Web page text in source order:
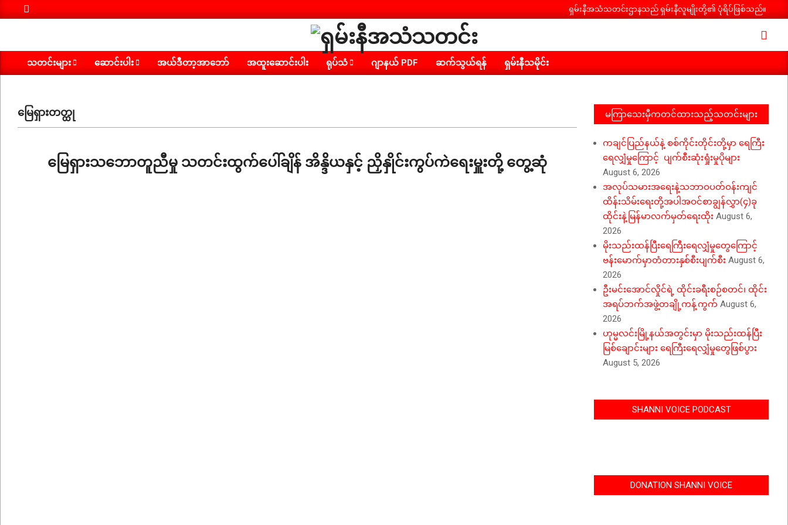
to
Search
ရှမ်းနီအသံသတင်းဌာနသည် ရှမ်းနီလူမျိုးတို့၏ ပုံရိပ်ဖြစ်သည်။
ရှမ်း
နီ
Search
Primary
သတင်းများ ဆောင်းပါး အယ်ဒီတာ့အာဘော် အထူးဆောင်းပါး ရုပ်သံ ဂျာနယ် PDF ဆက်သွယ်ရန် ရှမ်းနီသမိုင်း
မြေရှားတတ္ထု
မြေရှားသဘောတူညီမှု သတင်းထွက်ပေါ်ချိန် အိန္ဒိယနှင့် ညှိနှိုင်းကွပ်ကဲရေးမှူးတို့ တွေ့ဆုံ
မကြာသေးမှီကတင်ထားသည့်သတင်းများ
ကချင်ပြည်နယ်နဲ့ စစ်ကိုင်းတိုင်းတို့မှာ ရေကြီး
ရေလျှံမှုကြောင့် ပျက်စီးဆုံးရှုံးမှုပိုများ
August 6, 2026
အလုပ်သမားအရေးနဲ့သဘာဝပတ်ဝန်းကျင်
ထိန်းသိမ်းရေးတို့အပါအဝင်စာချွန်လွှာ(၄)ခု
ထိုင်းနဲ့မြန်မာလက်မှတ်ရေးထိုး August 6,
2026
မိုးသည်းထန်ပြီးရေကြီးရေလျှံမှုတွေကြောင့်
ဗန်းမောက်မှာတံတားနှစ်စီးပျက်စီး August 6,
2026
ဦးမင်းအောင်လှိုင်ရဲ့ ထိုင်းခရီးစဉ်စတင်၊ ထိုင်း
အရပ်ဘက်အဖွဲ့တချို့ကန့်ကွက် August 6,
2026
ဟုမ္မလင်းမြို့နယ်အတွင်းမှာ မိုးသည်းထန်ပြီး
မြစ်ချောင်းများ ရေကြီးရေလျှံမှုတွေဖြစ်ပွား
August 5, 2026
SHANNI VOICE PODCAST
DONATION SHANNI VOICE